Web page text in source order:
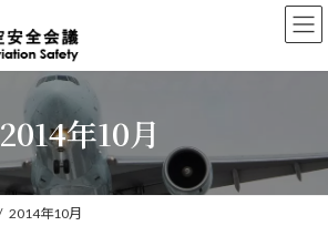
2014年10月
2014年10月